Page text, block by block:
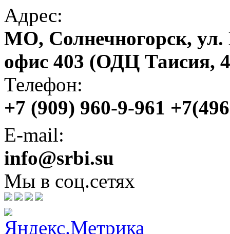
Адрес:
МО, Солнечногорск, ул.
офис 403 (ОДЦ Таисия,
Телефон:
+7 (909) 960-9-961
E-mail:
info@srbi.su
Мы в соц.сетях